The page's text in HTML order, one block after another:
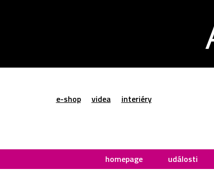
e-shop videa interiéry
homepage události